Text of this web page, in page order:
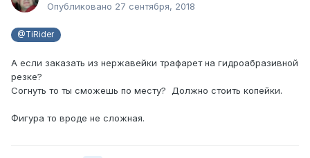
Опубликовано 27 сентября, 2018
@TiRider
А если заказать из нержавейки трафарет на гидроабразивной
резке?
Согнуть то ты сможешь по месту? Должно стоить копейки.
Фигура то вроде не сложная.